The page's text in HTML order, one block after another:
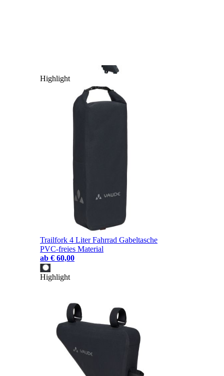
Highlight
Trailfork 4 Liter Fahrrad Gabeltasche
PVC-freies Material
ab € 60,00
Highlight